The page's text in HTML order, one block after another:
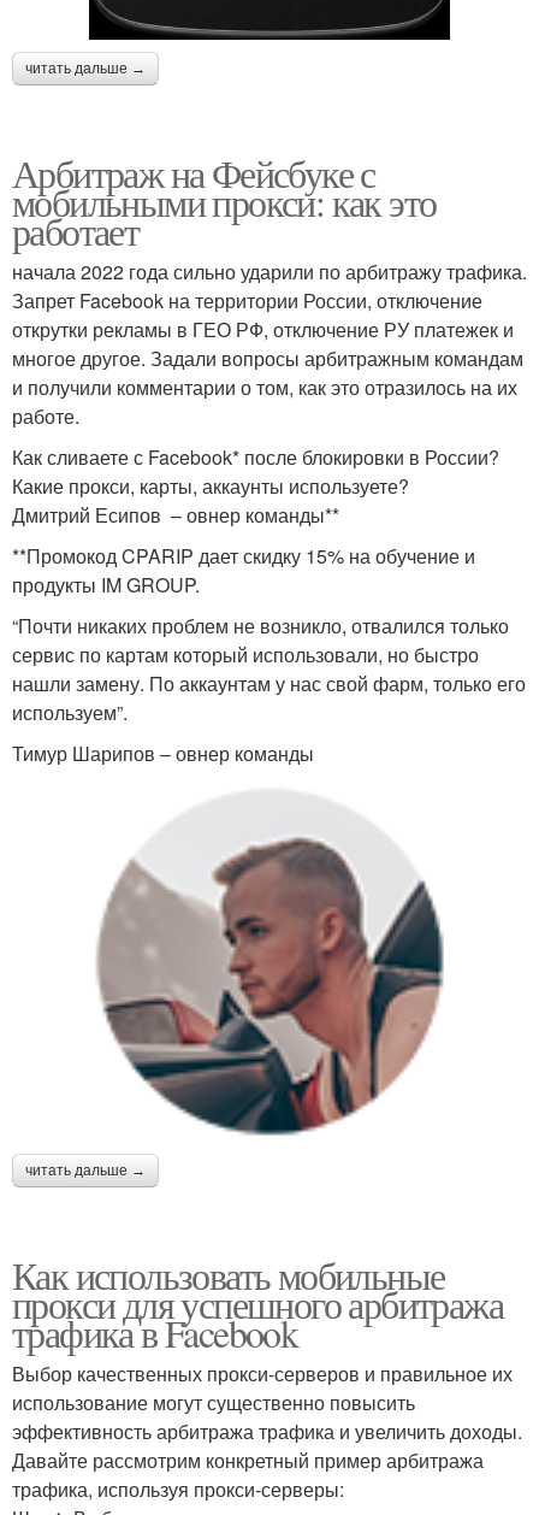
читать дальше →
Арбитраж на Фейсбуке с
мобильными прокси: как это
работает
начала 2022 года сильно ударили по арбитражу трафика.
Запрет Facebook на территории России, отключение
открутки рекламы в ГЕО РФ, отключение РУ платежек и
многое другое. Задали вопросы арбитражным командам
и получили комментарии о том, как это отразилось на их
работе.
Как сливаете с Facebook* после блокировки в России?
Какие прокси, карты, аккаунты используете?
Дмитрий Есипов – овнер команды**
**Промокод CPARIP дает скидку 15% на обучение и
продукты IM GROUP.
“Почти никаких проблем не возникло, отвалился только
сервис по картам который использовали, но быстро
нашли замену. По аккаунтам у нас свой фарм, только его
используем”.
Тимур Шарипов – овнер команды
читать дальше →
Как использовать мобильные
прокси для успешного арбитража
трафика в Facebook
Выбор качественных прокси-серверов и правильное их
использование могут существенно повысить
эффективность арбитража трафика и увеличить доходы.
Давайте рассмотрим конкретный пример арбитража
трафика, используя прокси-серверы: